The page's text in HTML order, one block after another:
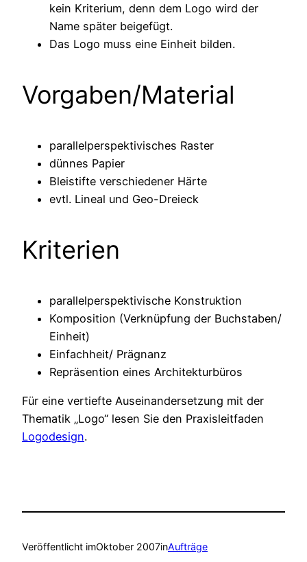
kein Kriterium, denn dem Logo wird der
Name später beigefügt.
Das Logo muss eine Einheit bilden.
Vorgaben/Material
parallelperspektivisches Raster
dünnes Papier
Bleistifte verschiedener Härte
evtl. Lineal und Geo-Dreieck
Kriterien
parallelperspektivische Konstruktion
Komposition (Verknüpfung der Buchstaben/
Einheit)
Einfachheit/ Prägnanz
Repräsention eines Architekturbüros
Für eine vertiefte Auseinandersetzung mit der
Thematik „Logo“ lesen Sie den Praxisleitfaden
Logodesign.
Veröffentlicht imOktober 2007inAufträge